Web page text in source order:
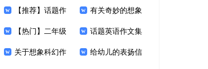
文集锦五篇 级作文汇编8篇
【推荐】话题作
文集锦7篇
有关奇妙的想象
作文合集8篇
【热门】二年级
我的作文6篇
话题英语作文集
锦9篇
关于想象科幻作 给幼儿的表扬信